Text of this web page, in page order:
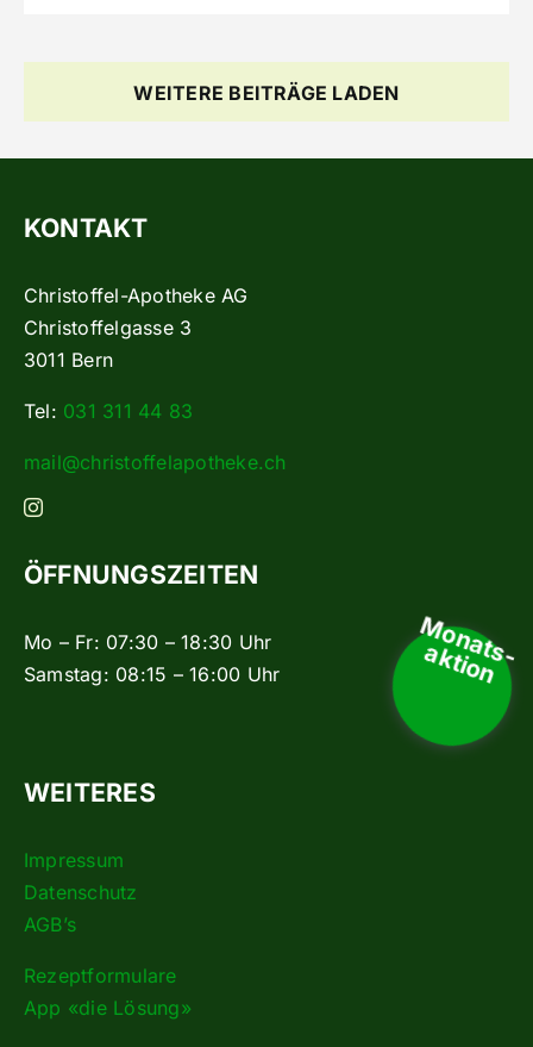
WEITERE BEITRÄGE LADEN
KONTAKT
Christoffel-Apotheke AG
Christoffelgasse 3
3011 Bern
Tel: 031 311 44 83
mail@christoffelapotheke.ch
ÖFFNUNGSZEITEN
Mo – Fr: 07:30 – 18:30 Uhr
Samstag: 08:15 – 16:00 Uhr
WEITERES
Impressum
Datenschutz
AGB’s
Rezeptformulare
App «die Lösung»
Monats-
aktion